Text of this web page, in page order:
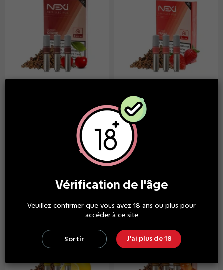
Cartouches Nexi One
Nexi One
Classic Fraise -
Cartouches Nexi One
À partir
de
Vérification de l'âge
Veuillez confirmer que vous avez 18 ans ou plus pour
accéder à ce site
Sortir J'ai plus de 18